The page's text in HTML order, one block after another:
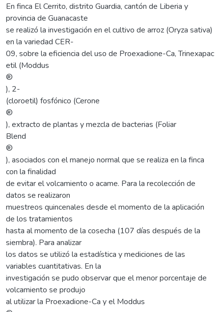
En finca El Cerrito, distrito Guardia, cantón de Liberia y
provincia de Guanacaste
se realizó la investigación en el cultivo de arroz (Oryza sativa)
en la variedad CER-
09, sobre la eficiencia del uso de Proexadione-Ca, Trinexapac
etil (Moddus
®
), 2-
(cloroetil) fosfónico (Cerone
®
), extracto de plantas y mezcla de bacterias (Foliar
Blend
®
), asociados con el manejo normal que se realiza en la finca
con la finalidad
de evitar el volcamiento o acame. Para la recolección de
datos se realizaron
muestreos quincenales desde el momento de la aplicación
de los tratamientos
hasta al momento de la cosecha (107 días después de la
siembra). Para analizar
los datos se utilizó la estadística y mediciones de las
variables cuantitativas. En la
investigación se pudo observar que el menor porcentaje de
volcamiento se produjo
al utilizar la Proexadione-Ca y el Moddus